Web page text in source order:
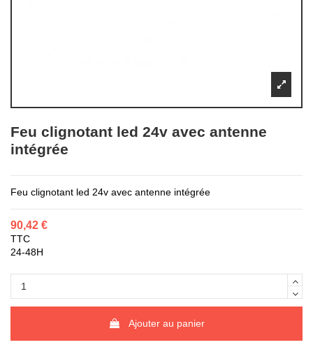
Feu clignotant led 24v avec antenne
intégrée
Feu clignotant led 24v avec antenne intégrée
90,42 €
TTC
24-48H
Ajouter au panier